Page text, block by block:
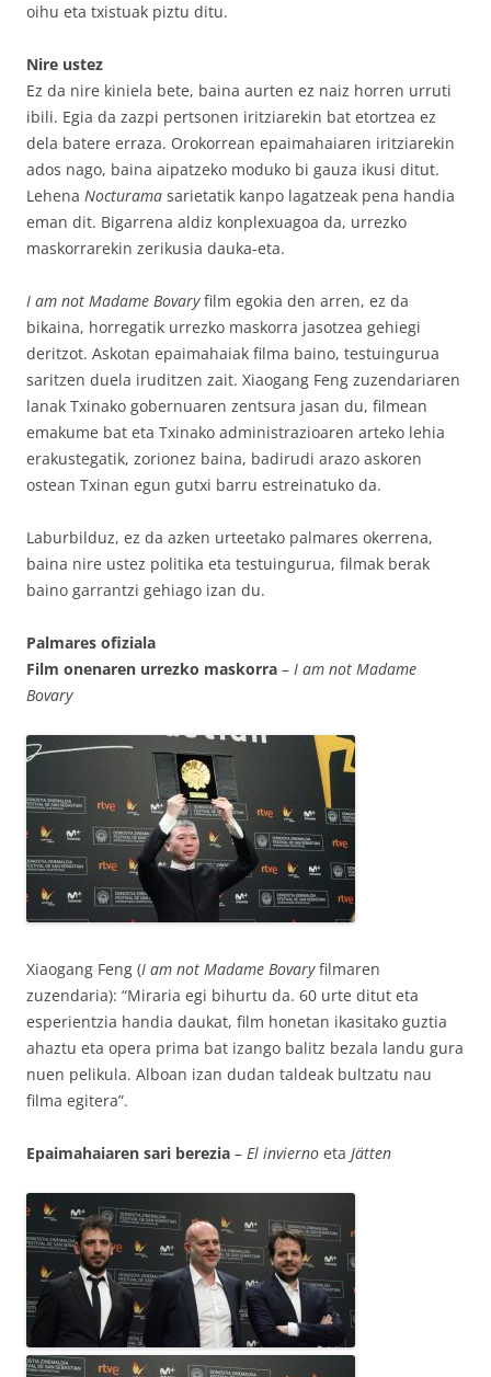
oihu eta txistuak piztu ditu.
Nire ustez
Ez da nire kiniela bete, baina aurten ez naiz horren urruti
ibili. Egia da zazpi pertsonen iritziarekin bat etortzea ez
dela batere erraza. Orokorrean epaimahaiaren iritziarekin
ados nago, baina aipatzeko moduko bi gauza ikusi ditut.
Lehena Nocturama sarietatik kanpo lagatzeak pena handia
eman dit. Bigarrena aldiz konplexuagoa da, urrezko
maskorrarekin zerikusia dauka-eta.
I am not Madame Bovaryfilm egokia den arren, ez da
bikaina, horregatik urrezko maskorra jasotzea gehiegi
deritzot. Askotan epaimahaiak filma baino, testuingurua
saritzen duela iruditzen zait. Xiaogang Feng zuzendariaren
lanak Txinako gobernuaren zentsura jasan du, filmean
emakume bat eta Txinako administrazioaren arteko lehia
erakustegatik, zorionez baina, badirudi arazo askoren
ostean Txinan egun gutxi barru estreinatuko da.
Laburbilduz, ez da azken urteetako palmares okerrena,
baina nire ustez politika eta testuingurua, filmak berak
baino garrantzi gehiago izan du.
Palmares ofiziala
Film onenaren urrezko maskorra – I am not Madame
Bovary
Xiaogang Feng (I am not Madame Bovaryfilmaren
zuzendaria): “Miraria egi bihurtu da. 60 urte ditut eta
esperientzia handia daukat, film honetan ikasitako guztia
ahaztu eta opera prima bat izango balitz bezala landu gura
nuen pelikula. Alboan izan dudan taldeak bultzatu nau
filma egitera”.
Epaimahaiaren sari berezia – El invierno eta Jätten